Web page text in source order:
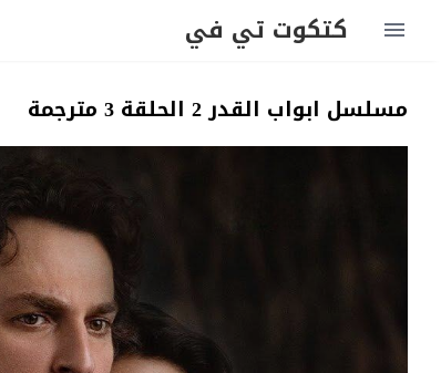
كتكوت تي في
مسلسل ابواب القدر 2 الحلقة 3 مترجمة